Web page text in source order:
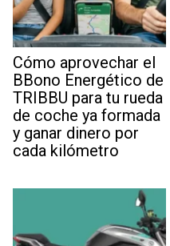
Cómo aprovechar el
BBono Energético de
TRIBBU para tu rueda
de coche ya formada
y ganar dinero por
cada kilómetro